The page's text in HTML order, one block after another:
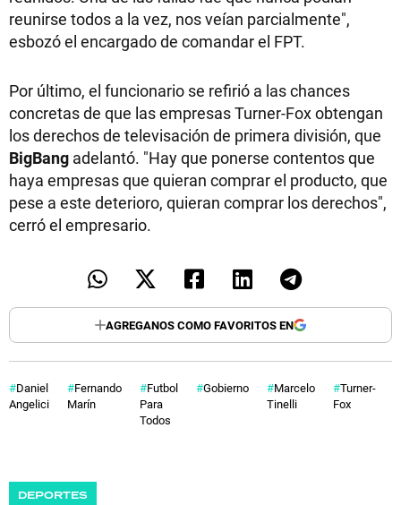
reunirse todos a la vez, nos veían parcialmente",
esbozó el encargado de comandar el FPT.
Por último, el funcionario se refirió a las chances
concretas de que las empresas Turner-Fox obtengan
los derechos de televisación de primera división, que
BigBang adelantó. "Hay que ponerse contentos que
haya empresas que quieran comprar el producto, que
pese a este deterioro, quieran comprar los derechos",
cerró el empresario.
AGREGANOS COMO FAVORITOS EN
Daniel
Angelici
Fernando
Marín
Futbol
Para
Todos
Gobierno
Marcelo
Tinelli
Turner-
Fox
DEPORTES